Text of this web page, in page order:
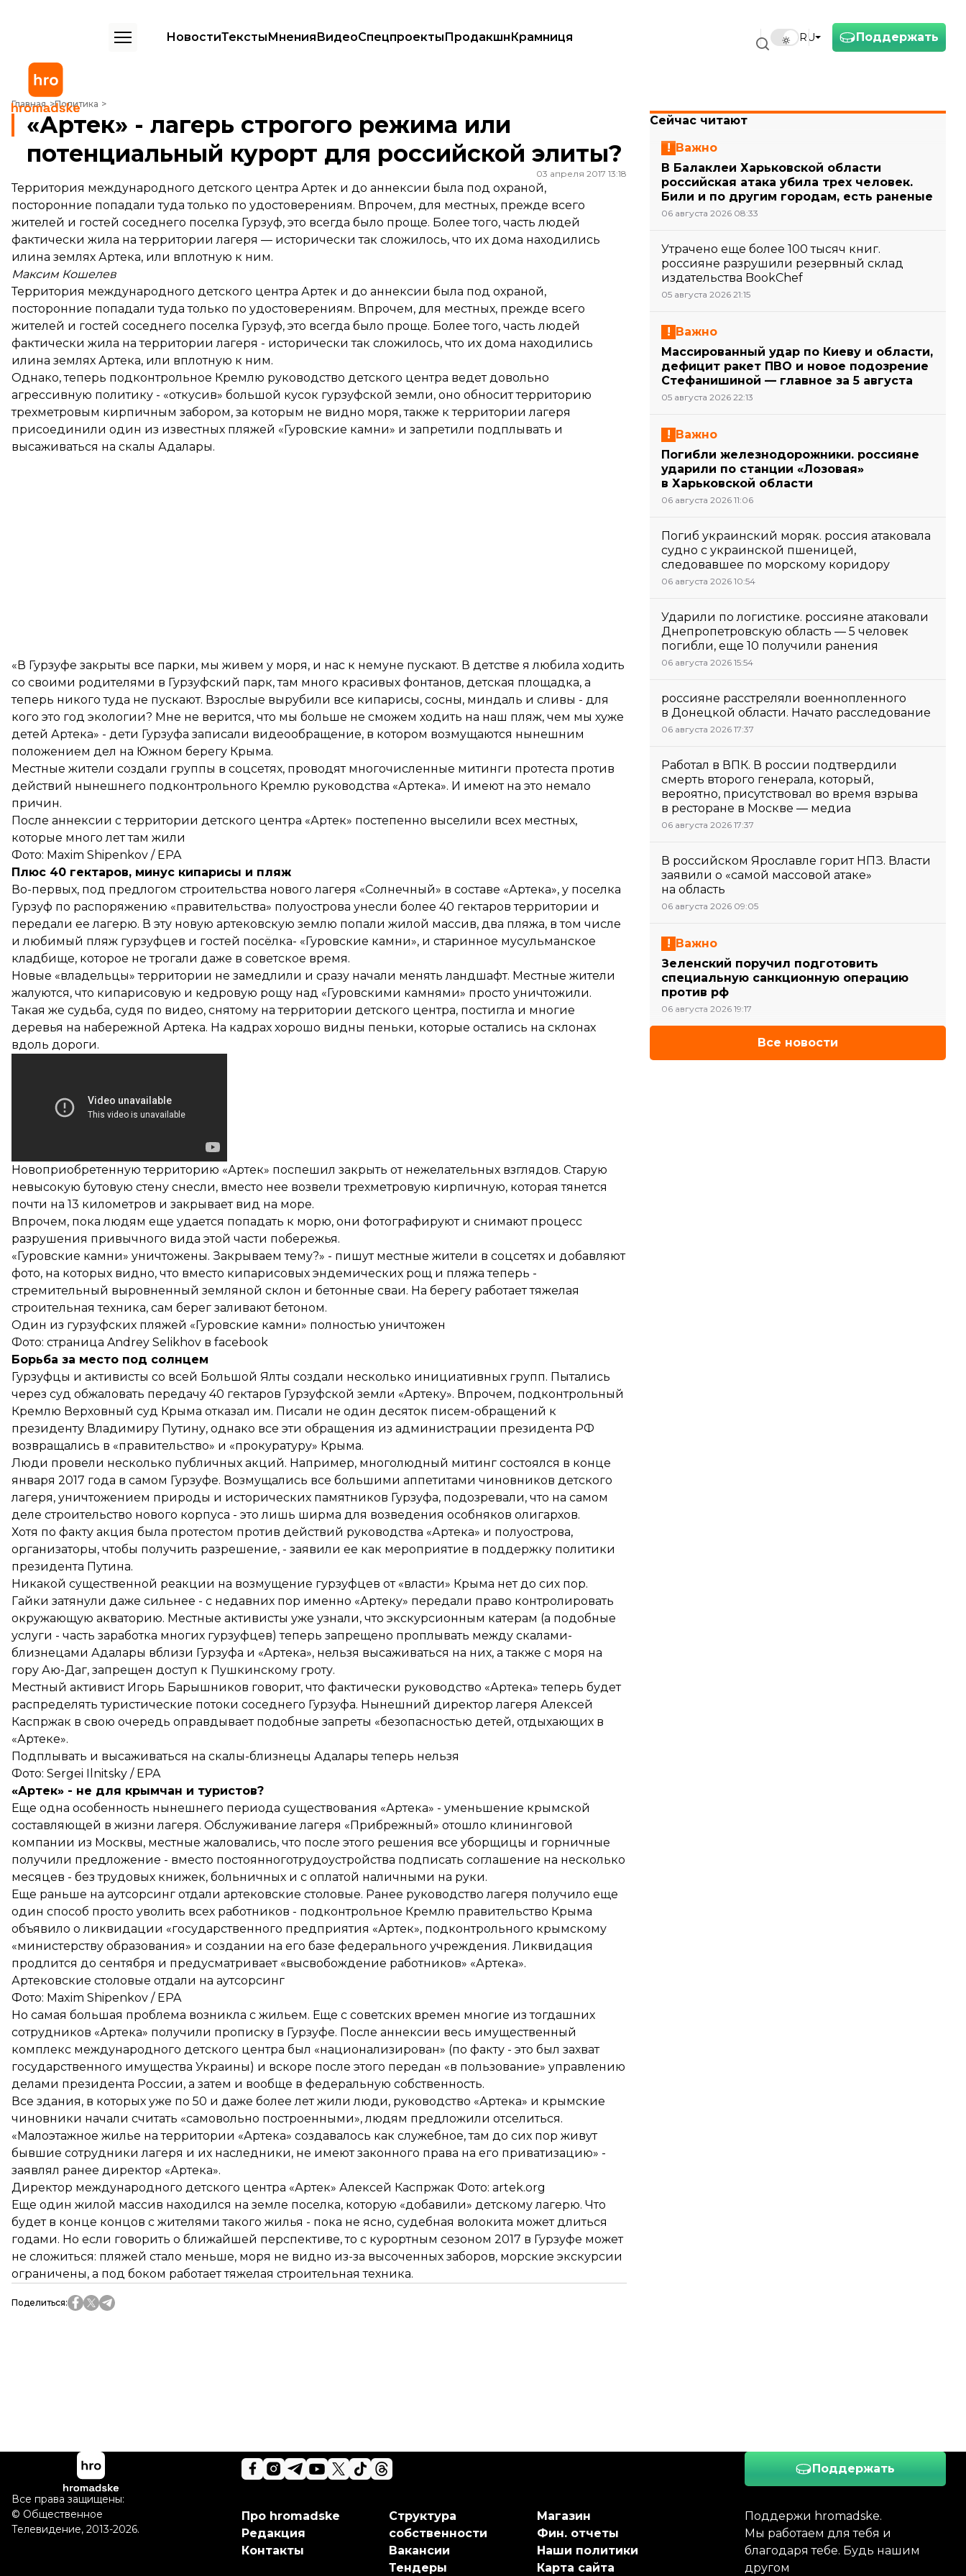
Поддержать
RU
НовостиТекстыМненияВидеоСпецпроектыПродакшнКрамниця
Главная Политика
«Артек» - лагерь строгого режима или потенциальный курорт для российской элиты?
«Артек» - лагерь строгого режима или
потенциальный курорт для российской элиты?
03 апреля 2017 13:18
Территория международного детского центра Артек и до аннексии была под охраной,
посторонние попадали туда только по удостоверениям. Впрочем, для местных, прежде всего
жителей и гостей соседнего поселка Гурзуф, это всегда было проще. Более того, часть людей
фактически жила на территории лагеря — исторически так сложилось, что их дома находились
илина землях Артека, или вплотную к ним.
Максим Кошелев
Территория международного детского центра Артек и до аннексии была под охраной,
посторонние попадали туда только по удостоверениям. Впрочем, для местных, прежде всего
жителей и гостей соседнего поселка Гурзуф, это всегда было проще. Более того, часть людей
фактически жила на территории лагеря - исторически так сложилось, что их дома находились
илина землях Артека, или вплотную к ним.
Однако, теперь подконтрольное Кремлю руководство детского центра ведет довольно
агрессивную политику - «откусив» большой кусок гурзуфской земли, оно обносит территорию
трехметровым кирпичным забором, за которым не видно моря, также к территории лагеря
присоединили один из известных пляжей «Гуровские камни» и запретили подплывать и
высаживаться на скалы Адалары.
«В Гурзуфе закрыты все парки, мы живем у моря, и нас к немуне пускают. В детстве я любила ходить
со своими родителями в Гурзуфский парк, там много красивых фонтанов, детская площадка, а
теперь никого туда не пускают. Взрослые вырубили все кипарисы, сосны, миндаль и сливы - для
кого это год экологии? Мне не верится, что мы больше не сможем ходить на наш пляж, чем мы хуже
детей Артека» - дети Гурзуфа записали видеообращение, в котором возмущаются нынешним
положением дел на Южном берегу Крыма.
Местные жители создали группы в соцсетях, проводят многочисленные митинги протеста против
действий нынешнего подконтрольного Кремлю руководства «Артека». И имеют на это немало
причин.
После аннексии с территории детского центра «Артек» постепенно выселили всех местных,
которые много лет там жили
Фото: Maxim Shipenkov / EPA
Плюс 40 гектаров, минус кипарисы и пляж
Во-первых, под предлогом строительства нового лагеря «Солнечный» в составе «Артека», у поселка
Гурзуф по распоряжению «правительства» полуострова унесли более 40 гектаров территории и
передали ее лагерю. В эту новую артековскую землю попали жилой массив, два пляжа, в том числе
и любимый пляж гурзуфцев и гостей посёлка- «Гуровские камни», и старинное мусульманское
кладбище, которое не трогали даже в советское время.
Новые «владельцы» территории не замедлили и сразу начали менять ландшафт. Местные жители
жалуются, что кипарисовую и кедровую рощу над «Гуровскими камнями» просто уничтожили.
Такая же судьба, судя по видео, снятому на территории детского центра, постигла и многие
деревья на набережной Артека. На кадрах хорошо видны пеньки, которые остались на склонах
вдоль дороги.
Новоприобретенную территорию «Артек» поспешил закрыть от нежелательных взглядов. Старую
невысокую бутовую стену снесли, вместо нее возвели трехметровую кирпичную, которая тянется
почти на 13 километров и закрывает вид на море.
Впрочем, пока людям еще удается попадать к морю, они фотографируют и снимают процесс
разрушения привычного вида этой части побережья.
«Гуровские камни» уничтожены. Закрываем тему?» - пишут местные жители в соцсетях и добавляют
фото, на которых видно, что вместо кипарисовых эндемических рощ и пляжа теперь -
стремительный выровненный земляной склон и бетонные сваи. На берегу работает тяжелая
строительная техника, сам берег заливают бетоном.
Один из гурзуфских пляжей «Гуровские камни» полностью уничтожен
Фото: страница Andrey Selikhov в facebook
Борьба за место под солнцем
Гурзуфцы и активисты со всей Большой Ялты создали несколько инициативных групп. Пытались
через суд обжаловать передачу 40 гектаров Гурзуфской земли «Артеку». Впрочем, подконтрольный
Кремлю Верховный суд Крыма отказал им. Писали не один десяток писем-обращений к
президенту Владимиру Путину, однако все эти обращения из администрации президента РФ
возвращались в «правительство» и «прокуратуру» Крыма.
Люди провели несколько публичных акций. Например, многолюдный митинг состоялся в конце
января 2017 года в самом Гурзуфе. Возмущались все большими аппетитами чиновников детского
лагеря, уничтожением природы и исторических памятников Гурзуфа, подозревали, что на самом
деле строительство нового корпуса - это лишь ширма для возведения особняков олигархов.
Хотя по факту акция была протестом против действий руководства «Артека» и полуострова,
организаторы, чтобы получить разрешение, - заявили ее как мероприятие в поддержку политики
президента Путина.
Никакой существенной реакции на возмущение гурзуфцев от «власти» Крыма нет до сих пор.
Гайки затянули даже сильнее - с недавних пор именно «Артеку» передали право контролировать
окружающую акваторию. Местные активисты уже узнали, что экскурсионным катерам (а подобные
услуги - часть заработка многих гурзуфцев) теперь запрещено проплывать между скалами-
близнецами Адалары вблизи Гурзуфа и «Артека», нельзя высаживаться на них, а также с моря на
гору Аю-Даг, запрещен доступ к Пушкинскому гроту.
Местный активист Игорь Барышников говорит, что фактически руководство «Артека» теперь будет
распределять туристические потоки соседнего Гурзуфа. Нынешний директор лагеря Алексей
Каспржак в свою очередь оправдывает подобные запреты «безопасностью детей, отдыхающих в
«Артеке».
Подплывать и высаживаться на скалы-близнецы Адалары теперь нельзя
Фото: Sergei Ilnitsky / EPA
«Артек» - не для крымчан и туристов?
Еще одна особенность нынешнего периода существования «Артека» - уменьшение крымской
составляющей в жизни лагеря. Обслуживание лагеря «Прибрежный» отошло клининговой
компании из Москвы, местные жаловались, что после этого решения все уборщицы и горничные
получили предложение - вместо постоянноготрудоустройства подписать соглашение на несколько
месяцев - без трудовых книжек, больничных и с оплатой наличными на руки.
Еще раньше на аутсорсинг отдали артековские столовые. Ранее руководство лагеря получило еще
один способ просто уволить всех работников - подконтрольное Кремлю правительство Крыма
объявило о ликвидации «государственного предприятия «Артек», подконтрольного крымскому
«министерству образования» и создании на его базе федерального учреждения. Ликвидация
продлится до сентября и предусматривает «высвобождение работников» «Артека».
Артековские столовые отдали на аутсорсинг
Фото: Maxim Shipenkov / EPA
Но самая большая проблема возникла с жильем. Еще с советских времен многие из тогдашних
сотрудников «Артека» получили прописку в Гурзуфе. После аннексии весь имущественный
комплекс международного детского центра был «национализирован» (по факту - это был захват
государственного имущества Украины) и вскоре после этого передан «в пользование» управлению
делами президента России, а затем и вообще в федеральную собственность.
Все здания, в которых уже по 50 и даже более лет жили люди, руководство «Артека» и крымские
чиновники начали считать «самовольно построенными», людям предложили отселиться.
«Малоэтажное жилье на территории «Артека» создавалось как служебное, там до сих пор живут
бывшие сотрудники лагеря и их наследники, не имеют законного права на его приватизацию» -
заявлял ранее директор «Артека».
Директор международного детского центра «Артек» Алексей Каспржак Фото: artek.org
Еще один жилой массив находился на земле поселка, которую «добавили» детскому лагерю. Что
будет в конце концов с жителями такого жилья - пока не ясно, судебная волокита может длиться
годами. Но если говорить о ближайшей перспективе, то с курортным сезоном 2017 в Гурзуфе может
не сложиться: пляжей стало меньше, моря не видно из-за высоченных заборов, морские экскурсии
ограничены, а под боком работает тяжелая строительная техника.
Поделиться:
Сейчас читают
Важно
В Балаклеи Харьковской области
российская атака убила трех человек.
Били и по другим городам, есть раненые
06 августа 2026 08:33
Утрачено еще более 100 тысяч книг.
россияне разрушили резервный склад
издательства BookChef
05 августа 2026 21:15
Важно
Массированный удар по Киеву и области,
дефицит ракет ПВО и новое подозрение
Стефанишиной — главное за 5 августа
05 августа 2026 22:13
Важно
Погибли железнодорожники. россияне
ударили по станции «Лозовая»
в Харьковской области
06 августа 2026 11:06
Погиб украинский моряк. россия атаковала
судно с украинской пшеницей,
следовавшее по морскому коридору
06 августа 2026 10:54
Ударили по логистике. россияне атаковали
Днепропетровскую область — 5 человек
погибли, еще 10 получили ранения
06 августа 2026 15:54
россияне расстреляли военнопленного
в Донецкой области. Начато расследование
06 августа 2026 17:37
Работал в ВПК. В россии подтвердили
смерть второго генерала, который,
вероятно, присутствовал во время взрыва
в ресторане в Москве — медиа
06 августа 2026 17:37
В российском Ярославле горит НПЗ. Власти
заявили о «самой массовой атаке»
на область
06 августа 2026 09:05
Важно
Зеленский поручил подготовить
специальную санкционную операцию
против рф
06 августа 2026 19:17
Все новости
Поддержать
Поддержи hromadske.
Мы работаем для тебя и
благодаря тебе. Будь нашим
другом
Про hromadske
Редакция
Контакты
Структура
собственности
Вакансии
Тендеры
Магазин
Фин. отчеты
Наши политики
Карта сайта
Все права защищены:
© Общественное
Телевидение, 2013-2026.